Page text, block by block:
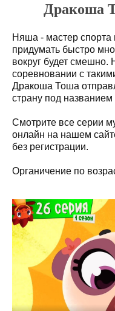
Дракоша
Няша - мастер
придумать быстро
вокруг будет смешно.
соревновании с
Дракоша Тоша
страну под
Смотрите все серии
онлайн на нашем
без регистрации.
Органичение по